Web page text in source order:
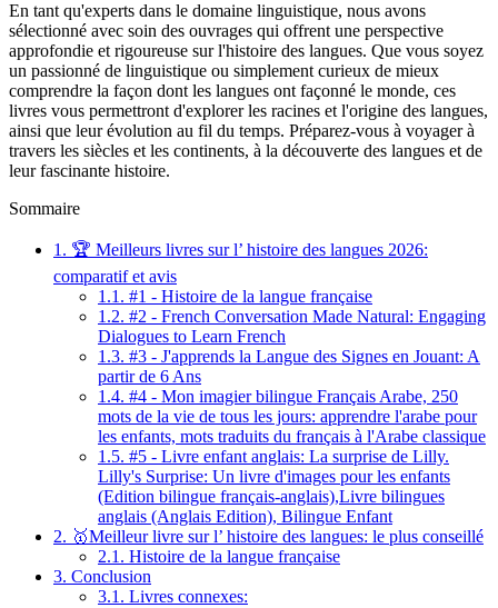
En tant qu'experts dans le domaine linguistique, nous avons
sélectionné avec soin des ouvrages qui offrent une perspective
approfondie et rigoureuse sur l'histoire des langues. Que vous soyez
un passionné de linguistique ou simplement curieux de mieux
comprendre la façon dont les langues ont façonné le monde, ces
livres vous permettront d'explorer les racines et l'origine des langues,
ainsi que leur évolution au fil du temps. Préparez-vous à voyager à
travers les siècles et les continents, à la découverte des langues et de
leur fascinante histoire.
Sommaire
1. 🏆 Meilleurs livres sur l’ histoire des langues 2026:
comparatif et avis
1.1. #1 - Histoire de la langue française
1.2. #2 - French Conversation Made Natural: Engaging
Dialogues to Learn French
1.3. #3 - J'apprends la Langue des Signes en Jouant: A
partir de 6 Ans
1.4. #4 - Mon imagier bilingue Français Arabe, 250
mots de la vie de tous les jours: apprendre l'arabe pour
les enfants, mots traduits du français à l'Arabe classique
1.5. #5 - Livre enfant anglais: La surprise de Lilly.
Lilly's Surprise: Un livre d'images pour les enfants
(Edition bilingue français-anglais),Livre bilingues
anglais (Anglais Edition), Bilingue Enfant
2. 🥇Meilleur livre sur l’ histoire des langues: le plus conseillé
2.1. Histoire de la langue française
3. Conclusion
3.1. Livres connexes: